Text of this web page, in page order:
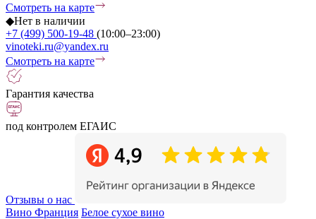
Смотреть на карте
◆Нет в наличии
+7 (499) 500-19-48 (10:00–23:00)
vinoteki.ru@yandex.ru
Смотреть на карте
Гарантия качества
под контролем ЕГАИС
Отзывы о нас
Вино Франция Белое сухое вино